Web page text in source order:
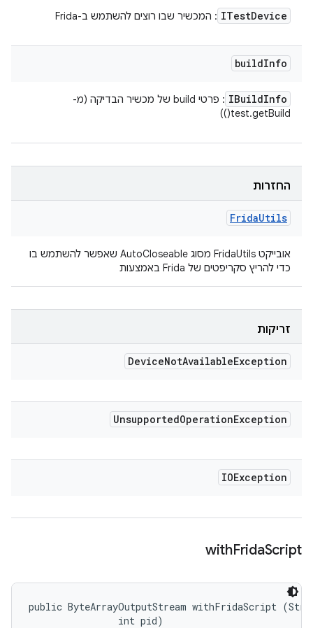
ITestDevice : המכשיר שבו רוצים להשתמש ב-Frida
buildInfo
IBuildInfo
: פרטי build של מכשיר הבדיקה (מ-
test.getBuild())
החזרות
FridaUtils
אובייקט FridaUtils מסוג AutoCloseable שאפשר להשתמש בו
כדי להריץ סקריפטים של Frida באמצעות
זריקות
DeviceNotAvailableException
UnsupportedOperationException
IOException
withFridaScript
public ByteArrayOutputStream withFridaScript
                int pid)